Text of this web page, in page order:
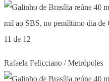
11 de 12
Rafaela Felicciano / Metrópoles